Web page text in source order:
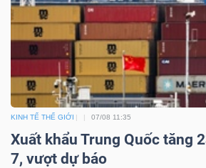
KINH TẾ THẾ GIỚI 07/08 11:35
Xuất khẩu Trung Quốc tăng
7, vượt dự báo
TIỆN
ÍCH